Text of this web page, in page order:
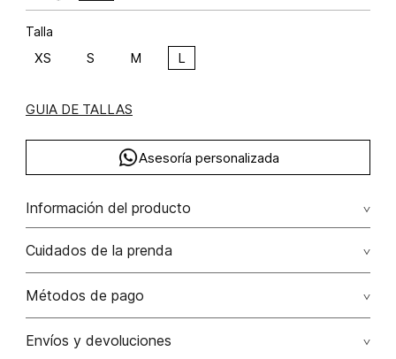
Talla
XS S M L
GUIA DE TALLAS
Asesoría personalizada
Información del producto
Blusa crop de tiras con amarre viscosa 62% lino 38% 62.00%
viscosa/viscose38.00% lino/linen
Cuidados de la prenda
Lavar a mano por separado / no dejar en remojo / no
Métodos de pago
Tarjetas de crédito: Visa, Dinners, Master Card y American
Envíos y devoluciones